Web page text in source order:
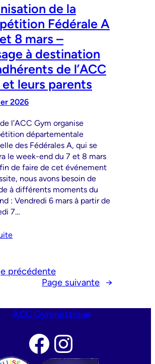
de la
Fédérale A
8 mars –
à destination
de l’ACC
leurs parents
2026
l’ACC Gym organise
départementale
des Fédérales A, qui se
le week-end du 7 et 8 mars
de faire de cet événement
nous avons besoin de
à différents moments du
: Vendredi 6 mars à partir de
7…
précédente
Page suivante →
ACC Gymnastique
Facebook Instagram